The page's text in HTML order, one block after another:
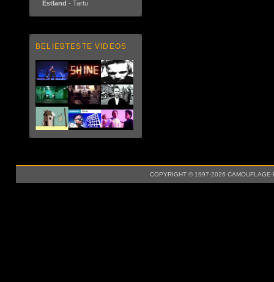
Estland - Tartu
BELIEBTESTE VIDEOS
COPYRIGHT © 1997-2026 CAMOUFLAGE-